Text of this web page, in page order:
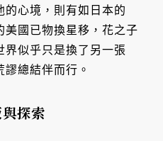
的心境，則有如日本的
美國已物換星移，花之子
界似乎只是換了另一張
謬總結伴而行。
探索